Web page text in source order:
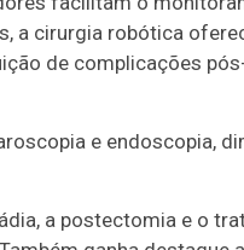
a cirurgia robótica
de complicações
e endoscopia,
a postectomia e o